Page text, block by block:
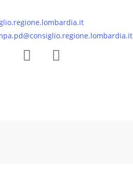
Pagina Messenger Gruppo Consiliare PD LombardiaPagina Instagram Gruppo PD LombardiaPagina Youtube Gruppo PD Lombardia